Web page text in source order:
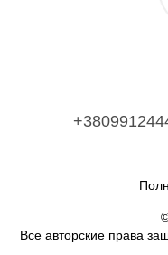
Все авторские права